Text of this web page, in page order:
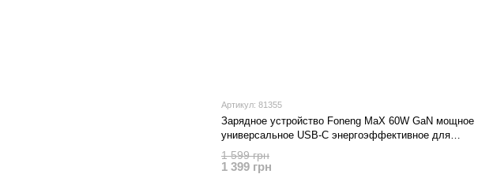
Артикул: 81355
Зарядное устройство Foneng MaX 60W GaN мощное
универсальное USB-C энергоэффективное для
самсунга Apple iPhone Samsung
1 599 грн
1 399 грн